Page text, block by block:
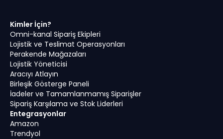
Kimler İçin?
Omni-kanal Sipariş Ekipleri
Lojistik ve Teslimat Operasyonları
Perakende Mağazaları
Lojistik Yöneticisi
Aracıyı Atlayın
Birleşik Gösterge Paneli
İadeler ve Tamamlanmamış Siparişler
Sipariş Karşılama ve Stok Liderleri
Entegrasyonlar
Amazon
Trendyol